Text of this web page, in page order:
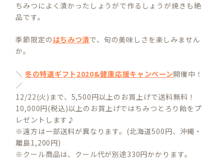
ちみつによく漬かったしょうがで作るしょうが焼きも絶
品です。
季節限定の はちみつ漬で、旬の美味しさを楽しみません
か。
＼冬の特選ギフト2020&健康応援キャンペーン開催中！
／
12/22(火)まで、5,500円以上のお買上げで送料無料！
10,000円(税込)以上のお買上げではちみつとろり飴をプ
レゼントします♪
※遠方は一部送料が異なります。(北海道500円、沖縄・
離島1,200円)
※クール商品は、クール代が別途330円かかります。